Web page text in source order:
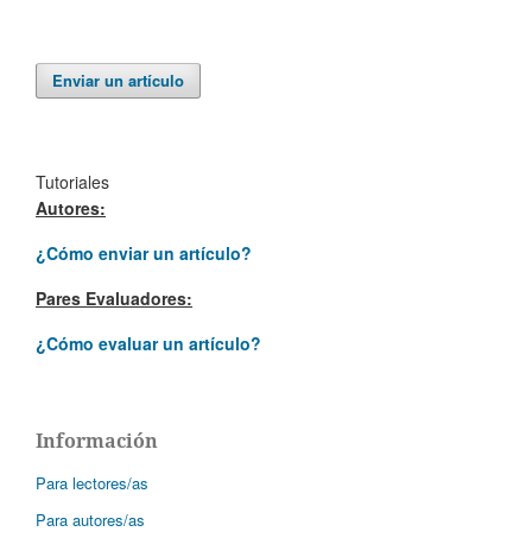
Enviar un artículo
Tutoriales
Autores:
¿Cómo enviar un artículo?
Pares Evaluadores:
¿Cómo evaluar un artículo?
Información
Para lectores/as
Para autores/as